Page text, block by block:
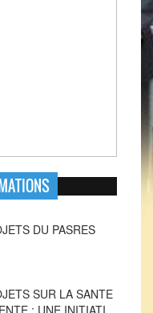
SUR LA SANTE